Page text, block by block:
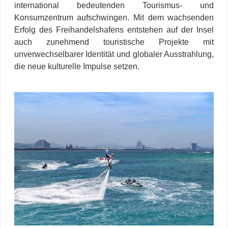
international bedeutenden Tourismus- und
Konsumzentrum aufschwingen. Mit dem wachsenden
Erfolg des Freihandelshafens entstehen auf der Insel
auch zunehmend touristische Projekte mit
unverwechselbarer Identität und globaler Ausstrahlung,
die neue kulturelle Impulse setzen.